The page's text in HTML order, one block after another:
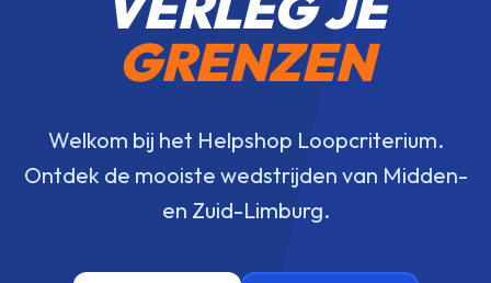
GRENZEN
Welkom bij het Helpshop Loopcriterium.
Ontdek de mooiste wedstrijden van Midden-
en Zuid-Limburg.